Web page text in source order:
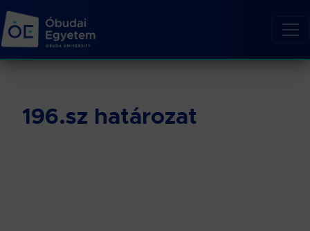
196.sz határozat